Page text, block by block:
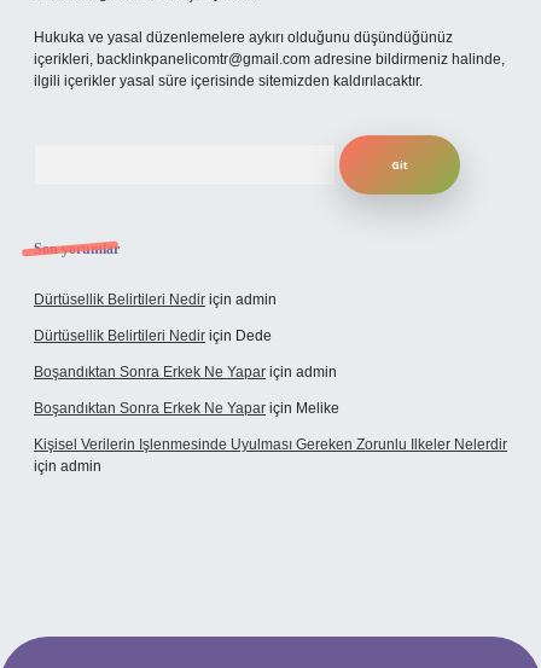
Hukuka ve yasal düzenlemelere aykırı olduğunu düşündüğünüz
içerikleri, backlinkpanelicomtr@gmail.com adresine bildirmeniz halinde,
ilgili içerikler yasal süre içerisinde sitemizden kaldırılacaktır.
Son yorumlar
Dürtüsellik Belirtileri Nedir için admin
Dürtüsellik Belirtileri Nedir için Dede
Boşandıktan Sonra Erkek Ne Yapar için admin
Boşandıktan Sonra Erkek Ne Yapar için Melike
Kişisel Verilerin Işlenmesinde Uyulması Gereken Zorunlu Ilkeler Nelerdir
için admin